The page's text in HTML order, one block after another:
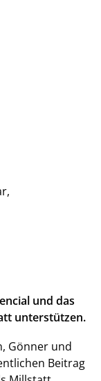
und das
unterstützen.
Gönner und
Beitrag